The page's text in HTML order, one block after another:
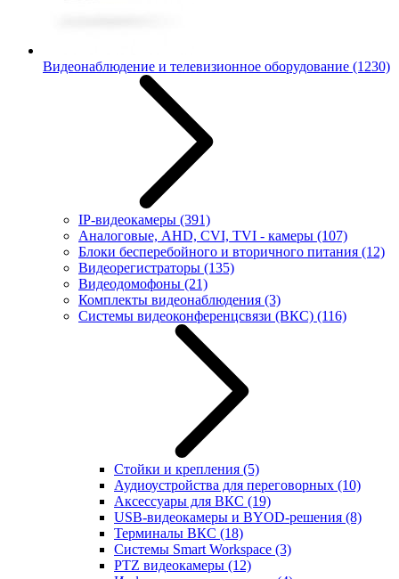
Видеонаблюдение и телевизионное оборудование (1230)
IP-видеокамеры (391)
Аналоговые, AHD, CVI, TVI - камеры (107)
Блоки бесперебойного и вторичного питания (12)
Видеорегистраторы (135)
Видеодомофоны (21)
Комплекты видеонаблюдения (3)
Системы видеоконференцсвязи (ВКС) (116)
Стойки и крепления (5)
Аудиоустройства для переговорных (10)
Аксессуары для ВКС (19)
USB-видеокамеры и BYOD-решения (8)
Терминалы ВКС (18)
Системы Smart Workspace (3)
PTZ видеокамеры (12)